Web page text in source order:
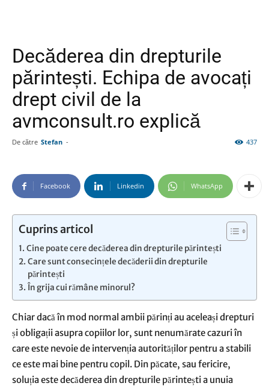
Decăderea din drepturile
părintești. Echipa de avocați
drept civil de la
avmconsult.ro explică
De către Stefan - 437
Facebook Linkedin WhatsApp
Cuprins articol
Cine poate cere decăderea din drepturile părintești
Care sunt consecințele decăderii din drepturile
părintești
În grija cui rămâne minorul?
Chiar dacă în mod normal ambii părinți au aceleași drepturi
și obligații asupra copiilor lor, sunt nenumărate cazuri în
care este nevoie de intervenția autorităților pentru a stabili
ce este mai bine pentru copil. Din păcate, sau fericire,
soluția este decăderea din drepturile părintești a unuia